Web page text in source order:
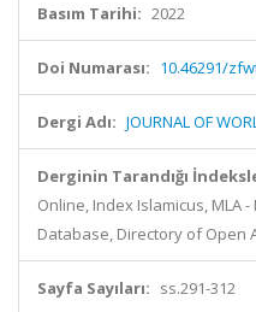
Basım Tarihi: 2022
Doi Numarası: 10.46291/
Dergi Adı: JOURNAL OF
Derginin Tarandığı
Online, Index Islamicus, MLA
Database, Directory of Open
Sayfa Sayıları: ss.291-312